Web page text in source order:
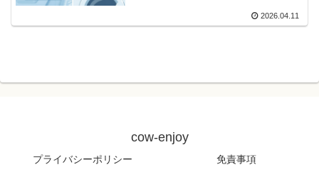
2026.04.11
cow-enjoy
プライバシーポリシー
免責事項